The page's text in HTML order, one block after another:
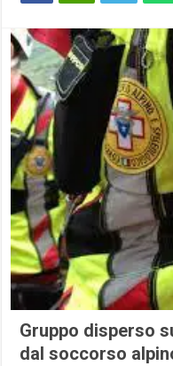
Gruppo disperso
dal soccorso